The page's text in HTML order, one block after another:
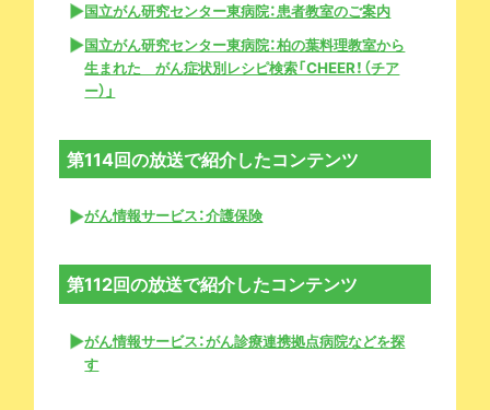
国立がん研究センター東病院：患者教室のご案内
国立がん研究センター東病院：柏の葉料理教室から
生まれた がん症状別レシピ検索「CHEER！（チア
ー）」
第114回の放送で紹介したコンテンツ
がん情報サービス：介護保険
第112回の放送で紹介したコンテンツ
がん情報サービス：がん診療連携拠点病院などを探
す